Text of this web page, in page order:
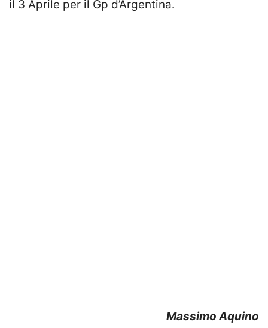
il 3 Aprile per il Gp d’Argentina.
Massimo Aquino